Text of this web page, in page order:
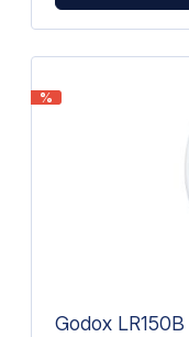
Diffusoren Kabellose Steuerung: Über die Amaran
maximaler Leistung Lichtleistung: Bis zu 5908
bei 0,5 m (5600K) Farbgenauigkeit: CRI: 95+, TLCI:
95+, TM-30 RG:
Ladezeit: 0 - 90
Paparazzi, Feuerwerk, Blitz)
Kapazität: 4600 mAh (33,3
%